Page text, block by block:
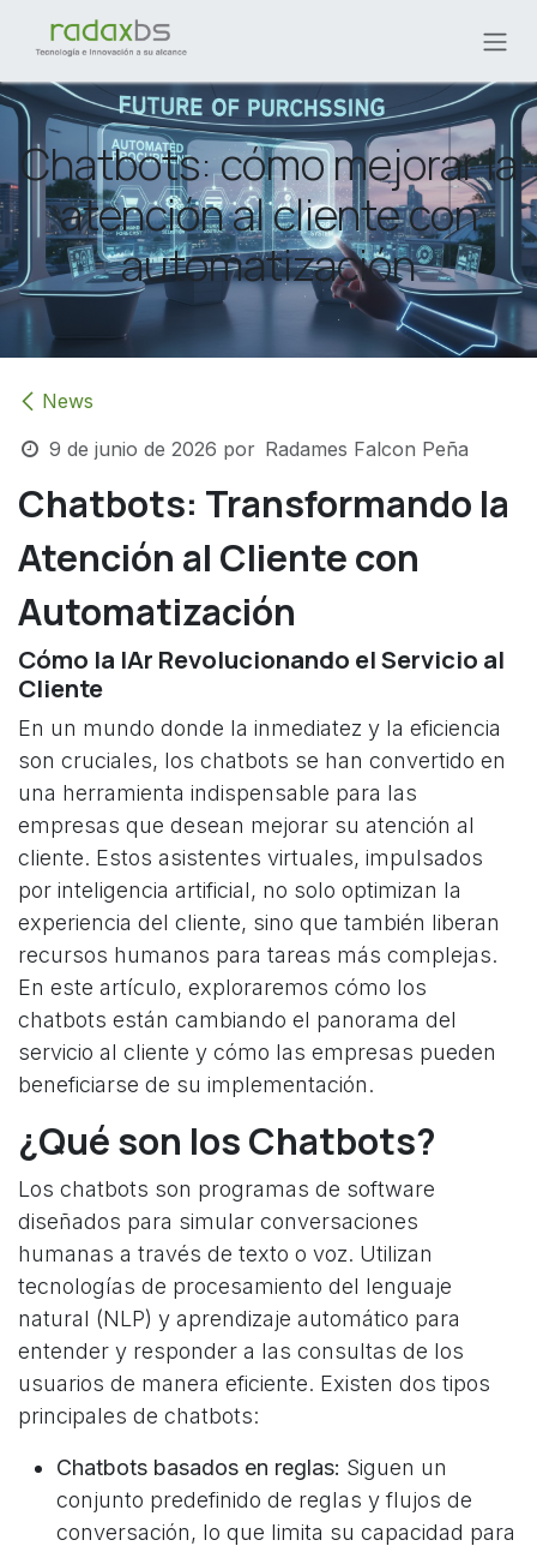
Ir al contenido
Chatbots: cómo mejorar la
atención al cliente con
automatización
News
9 de junio de 2026 por Radames Falcon Peña
Chatbots: Transformando la
Atención al Cliente con
Automatización
Cómo la IAr Revolucionando el Servicio al
Cliente
En un mundo donde la inmediatez y la eficiencia
son cruciales, los chatbots se han convertido en
una herramienta indispensable para las
empresas que desean mejorar su atención al
cliente. Estos asistentes virtuales, impulsados
por inteligencia artificial, no solo optimizan la
experiencia del cliente, sino que también liberan
recursos humanos para tareas más complejas.
En este artículo, exploraremos cómo los
chatbots están cambiando el panorama del
servicio al cliente y cómo las empresas pueden
beneficiarse de su implementación.
¿Qué son los Chatbots?
Los chatbots son programas de software
diseñados para simular conversaciones
humanas a través de texto o voz. Utilizan
tecnologías de procesamiento del lenguaje
natural (NLP) y aprendizaje automático para
entender y responder a las consultas de los
usuarios de manera eficiente. Existen dos tipos
principales de chatbots:
Chatbots basados en reglas: Siguen un
conjunto predefinido de reglas y flujos de
conversación, lo que limita su capacidad para